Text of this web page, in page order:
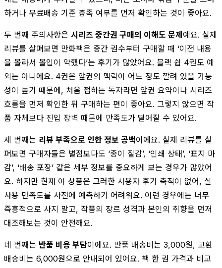
하거나 무료배송 기준 충족 여부를 먼저 확인하는 것이 좋아요.
두 번째 주의사항은 시리즈 중간권 구매의 이해도 문제예요. 실제
리뷰를 살펴보면 만화책은 중간 권수부터 구매할 때 ‘이전 내용
을 몰라서 몰입이 약했다’는 후기가 많았어요. 블랙 쉽 4권도 예
외는 아니에요. 4권은 앞권의 맥락이 어느 정도 깔려 있을 가능
성이 높기 때문에, 처음 접하는 독자라면 앞권 요약이나 시리즈
흐름을 먼저 확인한 뒤 구매하는 편이 좋아요. 그렇지 않으면 작
품 자체보다 진입 장벽 때문에 만족도가 떨어질 수 있어요.
세 번째는 리뷰 부족으로 인한 정보 공백이에요. 실제 리뷰를 살
펴보면 구매자들은 별점보다도 ‘종이 질감’, ‘인쇄 상태’, ‘표지 마
감’, ‘배송 포장’ 같은 세부 정보를 중요하게 보는 경우가 많았어
요. 하지만 현재 이 상품은 그러한 사용자 후기 축적이 없어, 실
사용 만족도를 사전에 예측하기 어려워요. 이런 경우에는 너무
즉흥적으로 사지 말고, 작품의 장르 성격과 본인의 취향을 먼저
대조해보는 것이 안전해요.
네 번째는 반품 비용 부담이에요. 반품 배송비는 3,000원, 교환
배송비는 6,000원으로 안내되어 있어요. 책 한 권 가격과 비교